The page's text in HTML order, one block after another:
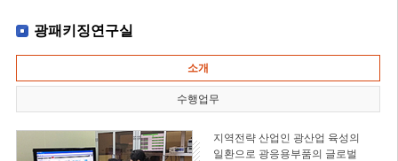
광패키징연구실
소개
수행업무
지역전략 산업인 광산업 육성의
일환으로 광응용부품의 글로벌